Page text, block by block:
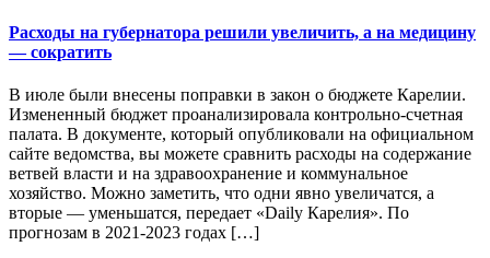
Расходы на губернатора решили увеличить, а на медицину
— сократить
В июле были внесены поправки в закон о бюджете Карелии.
Измененный бюджет проанализировала контрольно-счетная
палата. В документе, который опубликовали на официальном
сайте ведомства, вы можете сравнить расходы на содержание
ветвей власти и на здравоохранение и коммунальное
хозяйство. Можно заметить, что одни явно увеличатся, а
вторые — уменьшатся, передает «Daily Карелия». По
прогнозам в 2021-2023 годах […]